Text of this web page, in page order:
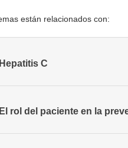
están relacionados con:
Hepatitis C
El rol del paciente en la